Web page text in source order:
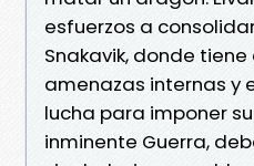
esfuerzos a
Snakavik, donde
amenazas internas y
lucha para imponer
inminente Guerra,